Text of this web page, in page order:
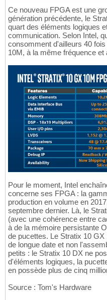
Ce nouveau FPGA est une
génération précédente, le
quart des éléments logiques
communication. Selon Intel,
consomment d'ailleurs 40
10M, à la même fréquence et
Pour le moment, Intel
concerne ses FPGA : la
production en volume en
septembre dernier. Là, le
(avec une cohérence entre
à de la mémoire persistante
de pucettes. Le Stratix 10
de longue date et non
petits : le Stratix 10 DX ne
d'éléments logiques, la
en possède plus de cinq
Source : Tom's Hardware